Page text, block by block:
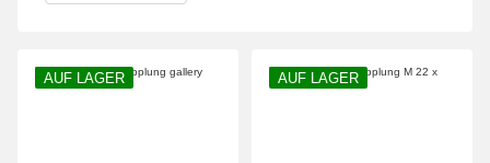
AUF LAGER AUF LAGER